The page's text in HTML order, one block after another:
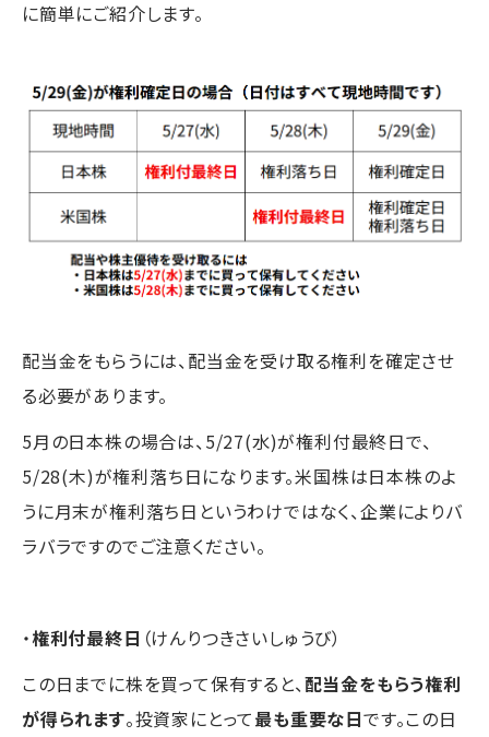
に簡単にご紹介します。
配当金をもらうには、配当金を受け取る権利を確定させ
る必要があります。
5月の日本株の場合は、5/27(水)が権利付最終日で、
5/28(木)が権利落ち日になります。米国株は日本株のよ
うに月末が権利落ち日というわけではなく、企業によりバ
ラバラですのでご注意ください。
・権利付最終日 （けんりつきさいしゅうび）
この日までに株を買って保有すると、配当金をもらう権利
が得られます。投資家にとって最も重要な日です。この日